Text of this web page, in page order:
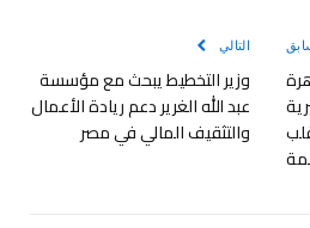
التالي
وزير التخطيط يبحث مع مؤسسة
عبد الله الغرير دعم ريادة الأعمال
والتثقيف المالي في مصر